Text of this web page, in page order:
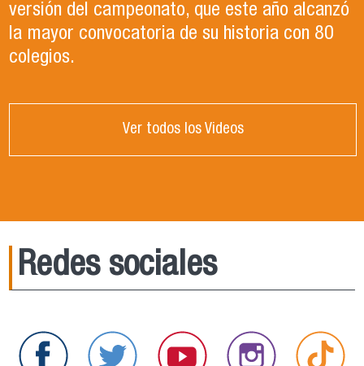
versión del campeonato, que este año alcanzó
la mayor convocatoria de su historia con 80
colegios.
Ver todos los Videos
Redes sociales